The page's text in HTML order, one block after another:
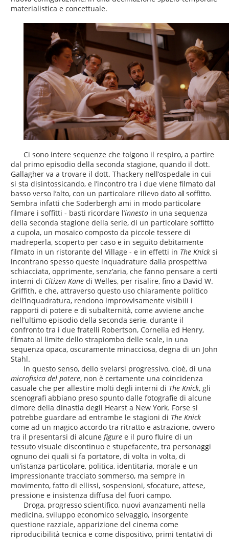
materialistica e concettuale.
Ci sono intere sequenze che tolgono il respiro, a partire
dal primo episodio della seconda stagione, quando il dott.
Gallagher va a trovare il dott. Thackery nell’ospedale in cui
si sta disintossicando, e l’incontro tra i due viene filmato dal
basso verso l’alto, con un particolare rilievo dato alsoffitto.
Sembra infatti che Soderbergh ami in modo particolare
filmare i soffitti - basti ricordare l’innesto in una sequenza
della seconda stagione della serie, di un particolare soffitto
a cupola, un mosaico composto da piccole tessere di
madreperla, scoperto per caso e in seguito debitamente
filmato in un ristorante del Village - e in effetti in The Knicksi
incontrano spesso queste inquadrature dalla prospettiva
schiacciata, opprimente, senz’aria, che fanno pensare a certi
interni di Citizen Kane di Welles, per risalire, fino a David W.
Griffith, e che, attraverso questo uso chiaramente politico
dell’inquadratura, rendono improvvisamente visibili i
rapporti di potere e di subalternità, come avviene anche
nell’ultimo episodio della seconda serie, durante il
confronto tra i due fratelli Robertson, Cornelia ed Henry,
filmato al limite dello strapiombo delle scale, in una
sequenza opaca, oscuramente minacciosa, degna di un John
Stahl.
In questo senso, dello svelarsi progressivo, cioè, di una
microfisica del potere, non è certamente una coincidenza
casuale che per allestire molti degli interni di The Knick, gli
scenografi abbiano preso spunto dalle fotografie di alcune
dimore della dinastia degli Hearst a New York. Forse si
potrebbe guardare ad entrambe le stagioni di The Knick
come ad un magico accordo tra ritratto e astrazione, ovvero
tra il presentarsi di alcune figure e il puro fluire di un
tessuto visuale discontinuo e stupefacente, tra personaggi
ognuno dei quali si fa portatore, di volta in volta, di
un’istanza particolare, politica, identitaria, morale e un
impressionante tracciato sommerso, ma sempre in
movimento, fatto di ellissi, sospensioni, sfocature, attese,
pressione e insistenza diffusa del fuori campo.
Droga, progresso scientifico, nuovi avanzamenti nella
medicina, sviluppo economico selvaggio, insorgente
questione razziale, apparizione del cinema come
riproducibilità tecnica e come dispositivo, primi tentativi di